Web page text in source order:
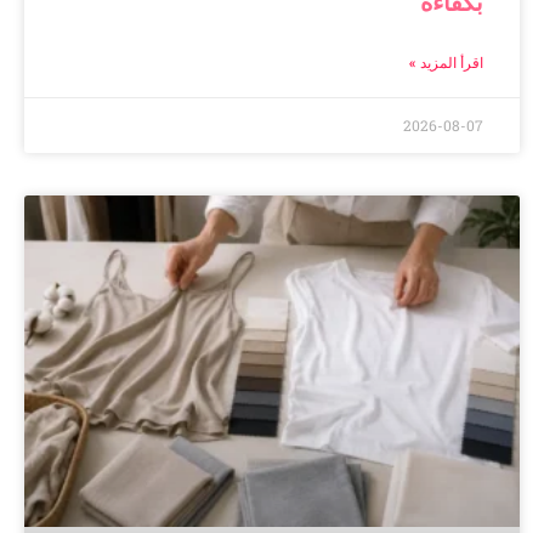
اقرأ المزيد »
2026-08-07